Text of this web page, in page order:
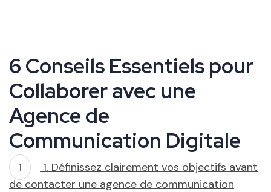
6 Conseils Essentiels pour
Collaborer avec une
Agence de
Communication Digitale
1. Définissez clairement vos objectifs avant
de contacter une agence de communication